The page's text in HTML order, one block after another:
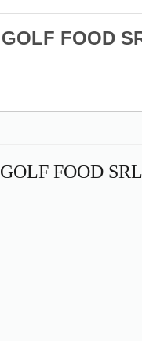
GOLF FOOD
GOLF FOOD SRL